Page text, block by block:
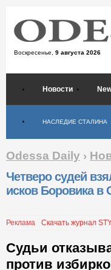
Воскресенье, 9 августа 2026
Новости
НАСЛЕДИЕ СТАЛИНА
Odessa Daily ›
Четверо судей
исков Боровика в
Реклама Скачать журнал
Судьи
против